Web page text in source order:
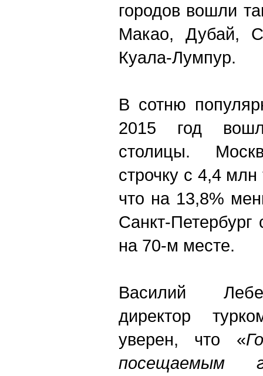
городов вошли
Макао, Дубай,
Куала-Лумпур.
В сотню
2015 год
столицы.
строчку с 4,4
что на 13,8%
Санкт-
на 70-м месте.
Василий
директор
уверен, что «
посещаемым